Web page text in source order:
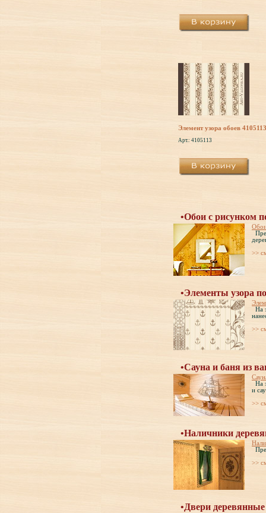
Элемент узора обоев 4105113
Арт.: 4105113
•Обои с рисунком
>>
•Элементы узора
На
>>
•Сауна и баня из
На
и
>>
•Наличники
>>
•Двери